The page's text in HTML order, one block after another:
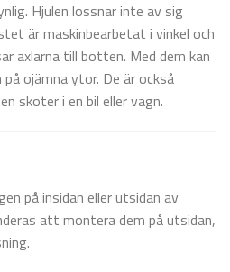
Hjulen lossnar inte av sig
är maskinbearbetat i vinkel och
axlarna till botten. Med dem kan
ojämna ytor. De är också
skoter i en bil eller vagn.
på insidan eller utsidan av
att montera dem på utsidan,